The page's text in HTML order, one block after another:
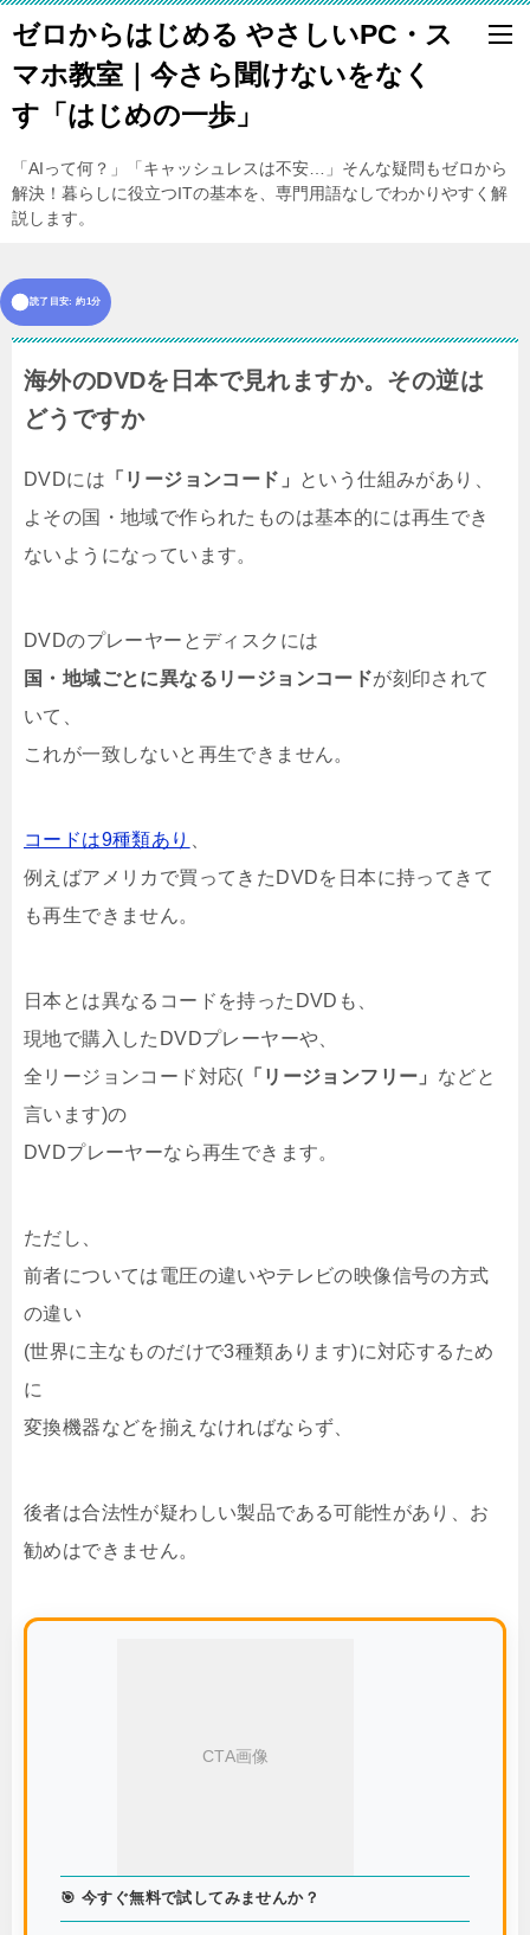
ゼロからはじめる やさしいPC・ス
マホ教室｜今さら聞けないをなく
す「はじめの一歩」
「AIって何？」「キャッシュレスは不安…」そんな疑問もゼロから
解決！暮らしに役立つITの基本を、専門用語なしでわかりやすく解
説します。
読了目安: 約1分
海外のDVDを日本で見れますか。その逆は
どうですか
DVDには 「リージョンコード」
という仕組みがあり、
よその国・地域で作られたものは基本的には再生でき
ないようになっています。
DVDのプレーヤーとディスクには
国・地域ごとに異なるリージョンコードが刻印されて
いて、
これが一致しないと再生できません。
コードは9種類あり
例えばアメリカで買ってきたDVDを日本に持ってきて
も再生できません。
日本とは異なるコードを持ったDVDも、
現地で購入したDVDプレーヤーや、
全リージョンコード対応( 「リージョンフリー」 などと
言います)の
DVDプレーヤーなら再生できます。
ただし、
前者については電圧の違いやテレビの映像信号の方式
の違い
(世界に主なものだけで3種類あります)に対応するため
に
変換機器などを揃えなければならず、
後者は合法性が疑わしい製品である可能性があり、お
勧めはできません。
CTA画像
🎯 今すぐ無料で試してみませんか？